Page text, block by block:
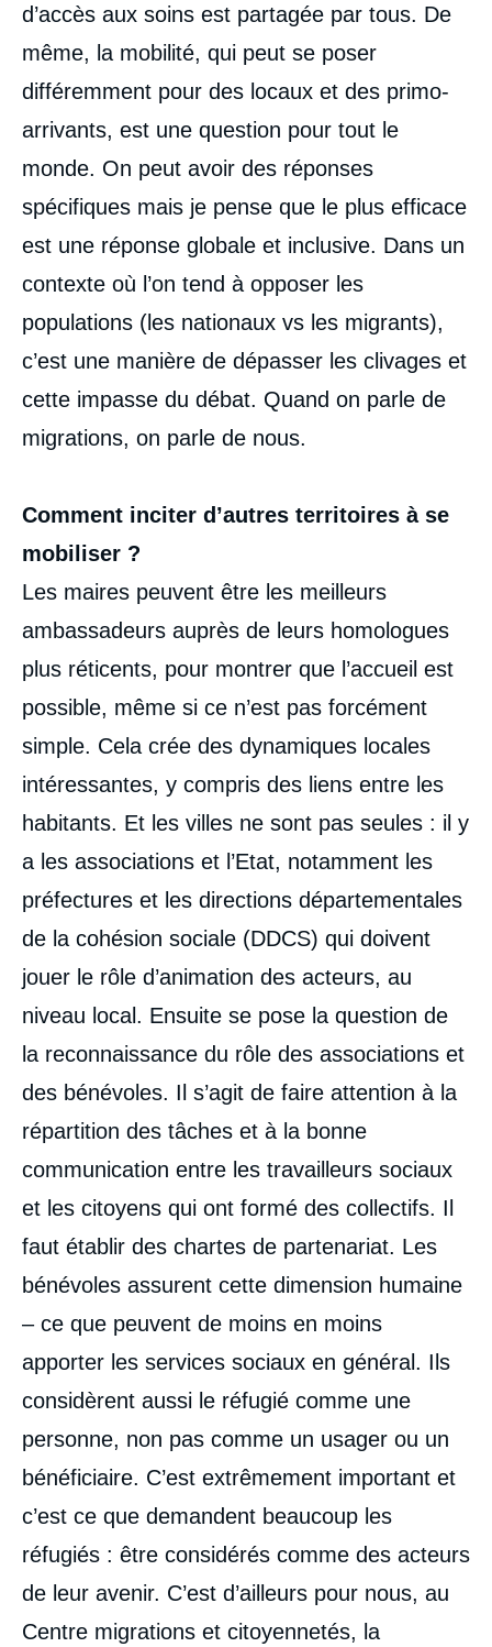
d’accès aux soins est partagée par tous. De
même, la mobilité, qui peut se poser
différemment pour des locaux et des primo-
arrivants, est une question pour tout le
monde. On peut avoir des réponses
spécifiques mais je pense que le plus efficace
est une réponse globale et inclusive. Dans un
contexte où l’on tend à opposer les
populations (les nationaux vs les migrants),
c’est une manière de dépasser les clivages et
cette impasse du débat. Quand on parle de
migrations, on parle de nous.
Comment inciter d’autres territoires à se
mobiliser ?
Les maires peuvent être les meilleurs
ambassadeurs auprès de leurs homologues
plus réticents, pour montrer que l’accueil est
possible, même si ce n’est pas forcément
simple. Cela crée des dynamiques locales
intéressantes, y compris des liens entre les
habitants. Et les villes ne sont pas seules : il y
a les associations et l’Etat, notamment les
préfectures et les directions départementales
de la cohésion sociale (DDCS) qui doivent
jouer le rôle d’animation des acteurs, au
niveau local. Ensuite se pose la question de
la reconnaissance du rôle des associations et
des bénévoles. Il s’agit de faire attention à la
répartition des tâches et à la bonne
communication entre les travailleurs sociaux
et les citoyens qui ont formé des collectifs. Il
faut établir des chartes de partenariat. Les
bénévoles assurent cette dimension humaine
– ce que peuvent de moins en moins
apporter les services sociaux en général. Ils
considèrent aussi le réfugié comme une
personne, non pas comme un usager ou un
bénéficiaire. C’est extrêmement important et
c’est ce que demandent beaucoup les
réfugiés : être considérés comme des acteurs
de leur avenir. C’est d’ailleurs pour nous, au
Centre migrations et citoyennetés, la